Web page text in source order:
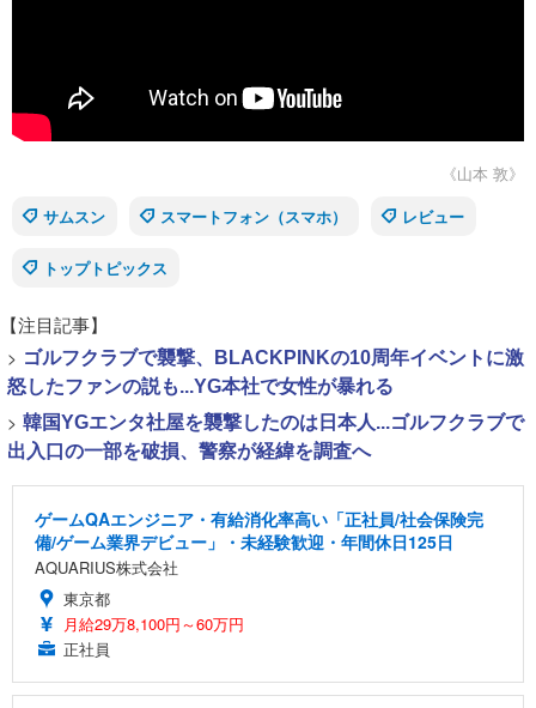
《山本 敦》
サムスン
スマートフォン（スマホ） レビュー
トップトピックス
【注目記事】
> ゴルフクラブで襲撃、BLACKPINKの10周年イベントに激
怒したファンの説も...YG本社で女性が暴れる
> 韓国YGエンタ社屋を襲撃したのは日本人...ゴルフクラブで
出入口の一部を破損、警察が経緯を調査へ
ゲームQAエンジニア・有給消化率高い「正社員/社会保険完
備/ゲーム業界デビュー」・未経験歓迎・年間休日125日
AQUARIUS株式会社
東京都
月給29万8,100円～60万円
正社員